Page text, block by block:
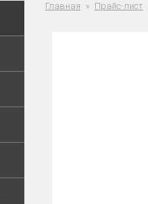
Главная Прайс-лист